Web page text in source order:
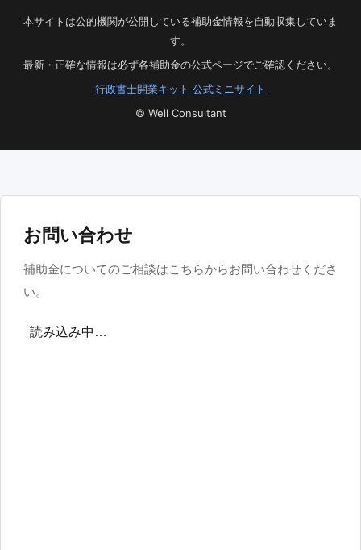
本サイトは公的機関が公開している補助金情報を自動収集していま
す。
最新・正確な情報は必ず各補助金の公式ページでご確認ください。
行政書士開業キット 公式ミニサイト
© Well Consultant
お問い合わせ
補助金についてのご相談はこちらからお問い合わせくださ
い。